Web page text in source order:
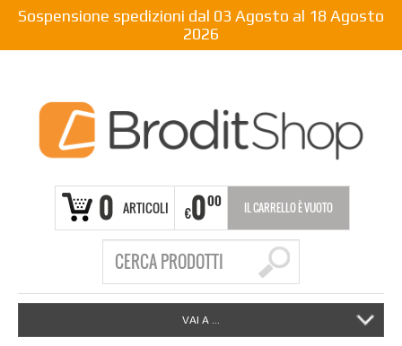
Sospensione spedizioni dal 03 Agosto al 18 Agosto
2026
0 ARTICOLI €000 IL CARRELLO È VUOTO
VAI A ...